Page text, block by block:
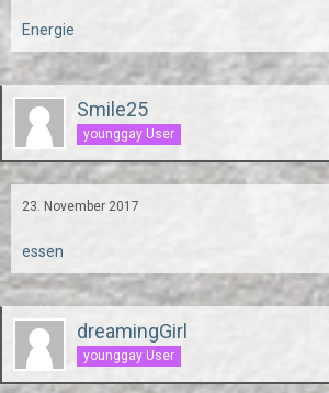
Energie
Smile25
younggay User
23. November 2017
essen
dreamingGirl
younggay User